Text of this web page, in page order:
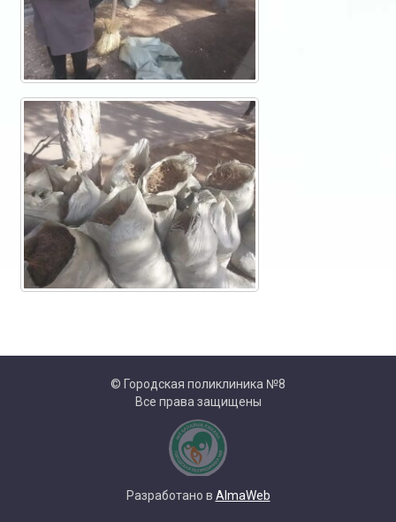
© Городская поликлиника №8
Все права защищены
Разработано в AlmaWeb